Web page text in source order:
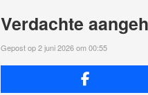
Verdachte
Gepost op 2 juni 2026 om 00:55